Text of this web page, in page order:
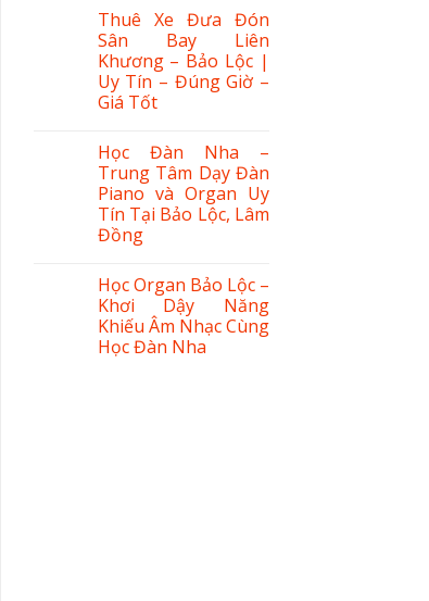
Thuê Xe Đưa Đón
Sân Bay Liên
Khương – Bảo Lộc |
Uy Tín – Đúng Giờ –
Giá Tốt
Học Đàn Nha –
Trung Tâm Dạy Đàn
Piano và Organ Uy
Tín Tại Bảo Lộc, Lâm
Đồng
Học Organ Bảo Lộc –
Khơi Dậy Năng
Khiếu Âm Nhạc Cùng
Học Đàn Nha